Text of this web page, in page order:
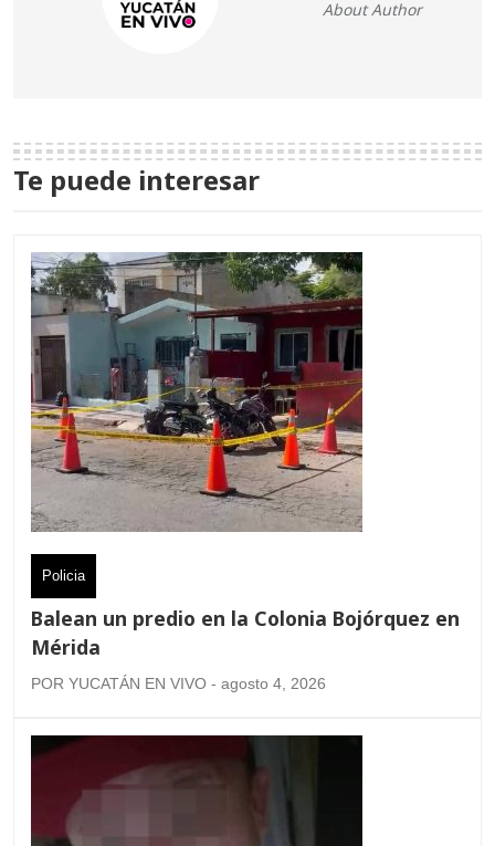
About Author
Te puede interesar
Policia
Balean un predio en la Colonia Bojórquez en
Mérida
POR YUCATÁN EN VIVO - agosto 4, 2026